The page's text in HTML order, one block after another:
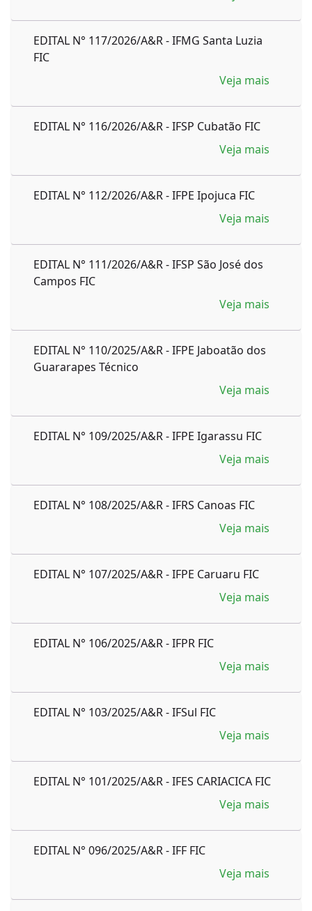
EDITAL N° 117/2026/A&R - IFMG Santa Luzia
FIC
Veja mais
EDITAL N° 116/2026/A&R - IFSP Cubatão FIC
Veja mais
EDITAL N° 112/2026/A&R - IFPE Ipojuca FIC
Veja mais
EDITAL N° 111/2026/A&R - IFSP São José dos
Campos FIC
Veja mais
EDITAL N° 110/2025/A&R - IFPE Jaboatão dos
Guararapes Técnico
Veja mais
EDITAL N° 109/2025/A&R - IFPE Igarassu FIC
Veja mais
EDITAL N° 108/2025/A&R - IFRS Canoas FIC
Veja mais
EDITAL N° 107/2025/A&R - IFPE Caruaru FIC
Veja mais
EDITAL N° 106/2025/A&R - IFPR FIC
Veja mais
EDITAL N° 103/2025/A&R - IFSul FIC
Veja mais
EDITAL N° 101/2025/A&R - IFES CARIACICA FIC
Veja mais
EDITAL N° 096/2025/A&R - IFF FIC
Veja mais